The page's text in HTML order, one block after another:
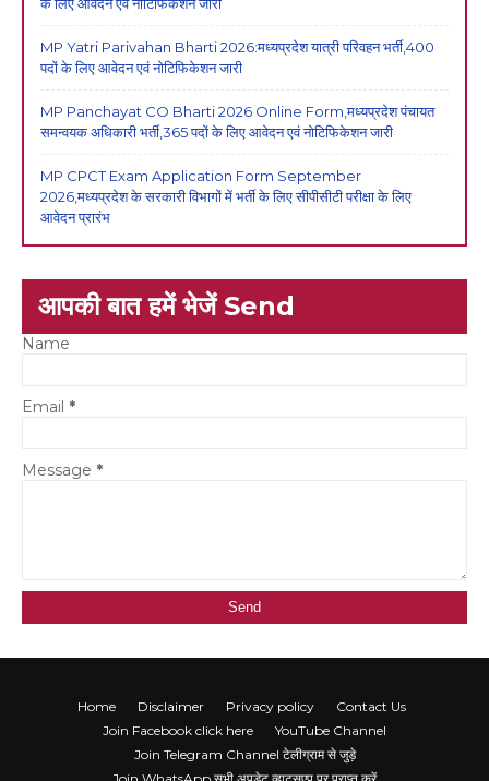
MP Yatri Parivahan Bharti 2026:मध्यप्रदेश यात्री परिवहन भर्ती,400
पदों के लिए आवेदन एवं नोटिफिकेशन जारी
MP Panchayat CO Bharti 2026 Online Form,मध्यप्रदेश पंचायत
समन्वयक अधिकारी भर्ती,365 पदों के लिए आवेदन एवं नोटिफिकेशन जारी
MP CPCT Exam Application Form September
2026,मध्यप्रदेश के सरकारी विभागों में भर्ती के लिए सीपीसीटी परीक्षा के लिए
आवेदन प्रारंभ
आपकी बात हमें भेजें Send
Name
Email *
Message *
Home Disclaimer Privacy policy
Contact Us
Join Facebook click here
YouTube Channel
Join Telegram Channel टेलीग्राम से जुड़े
Join WhatsApp सभी अपडेट व्हाट्सएप पर प्राप्त करें